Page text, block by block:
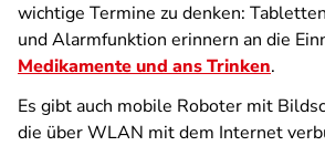
wichtige Termine zu denken:
und Alarmfunktion erinnern an die
Medikamente und ans Trinken.
Es gibt auch mobile Roboter mit
die über WLAN mit dem Internet